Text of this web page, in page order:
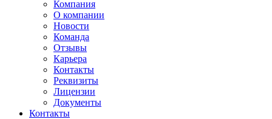
Компания
О компании
Новости
Команда
Отзывы
Карьера
Контакты
Реквизиты
Лицензии
Документы
Контакты